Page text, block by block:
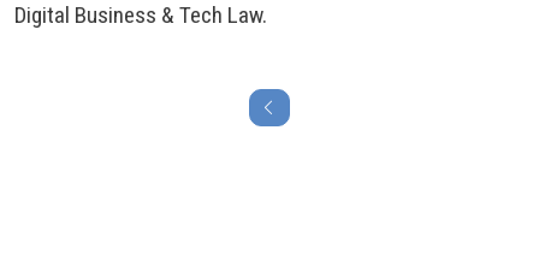
Digital Business & Tech Law.